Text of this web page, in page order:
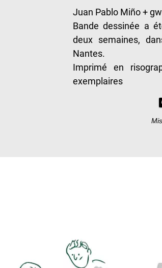
Juan Pablo Miño +
Bande dessinée a
deux semaines,
Nantes.
Imprimé en
exemplaires